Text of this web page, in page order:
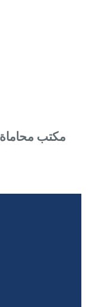
مكتب محاماة: